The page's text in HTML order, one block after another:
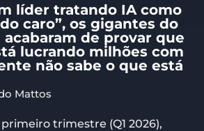
líder tratando IA como
caro”, os gigantes do
de provar que
lucrando milhões com
não sabe o que está
Mattos
trimestre (Q1 2026),